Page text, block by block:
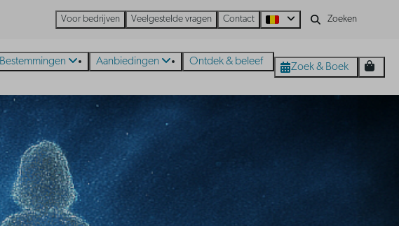
Voor bedrijven Veelgestelde vragen Contact
Bestemmingen Aanbiedingen Ontdek & beleef Zoek & Boek